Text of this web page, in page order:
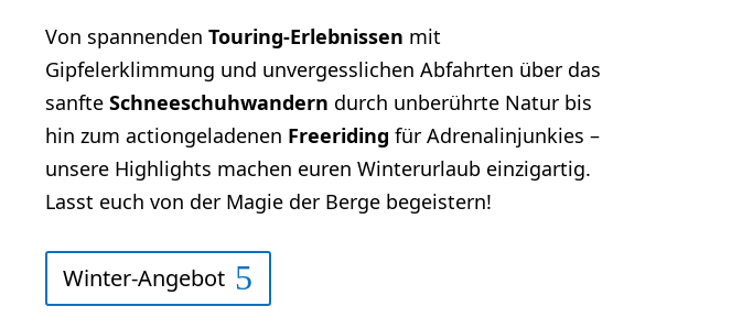
Von spannenden Touring-Erlebnissen mit
Gipfelerklimmung und unvergesslichen Abfahrten über das
sanfte Schneeschuhwandern durch unberührte Natur bis
hin zum actiongeladenen Freeriding für Adrenalinjunkies –
unsere Highlights machen euren Winterurlaub einzigartig.
Lasst euch von der Magie der Berge begeistern!
Winter-Angebot